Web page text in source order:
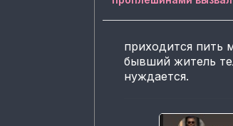
приходится пить
бывший житель
нуждается.